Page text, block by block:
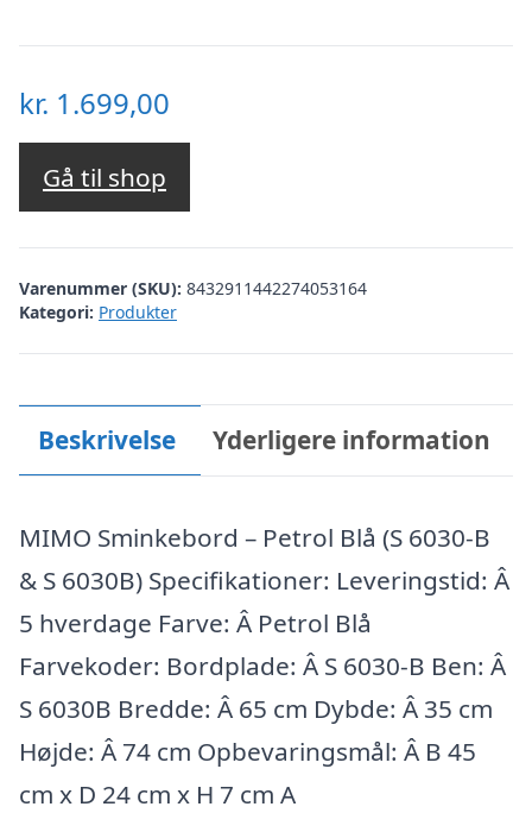
kr. 1.699,00
Gå til shop
Varenummer (SKU): 8432911442274053164
Kategori: Produkter
Beskrivelse Yderligere information
MIMO Sminkebord – Petrol Blå (S 6030-B
& S 6030B) Specifikationer: Leveringstid: Â
5 hverdage Farve: Â Petrol Blå
Farvekoder: Bordplade: Â S 6030-B Ben: Â
S 6030B Bredde: Â 65 cm Dybde: Â 35 cm
Højde: Â 74 cm Opbevaringsmål: Â B 45
cm x D 24 cm x H 7 cm A